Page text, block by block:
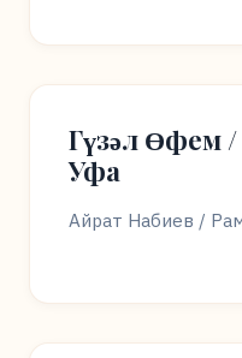
Гүзәл Өфем
Уфа
Айрат Набиев /